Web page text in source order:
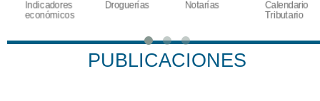
Indicadores
económicos
Droguerías Notarías
Calendario
Tributario
PUBLICACIONES